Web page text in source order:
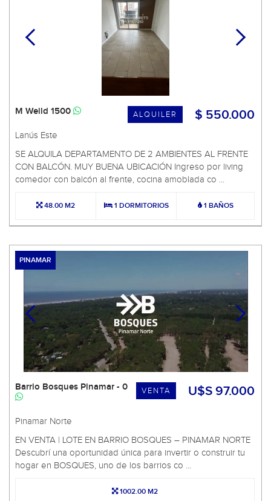
$ 550.000
ALQUILER
M Weild 1500
Lanús Este
SE ALQUILA DEPARTAMENTO DE 2 AMBIENTES AL FRENTE
CON BALCÓN. MUY BUENA UBICACIÓN Ingreso por living
comedor con balcón al frente, cocina amoblada co ...
48.00 M2 1 DORMITORIOS 1 BAÑOS
PINAMAR
U$S 97.000
VENTA
Barrio Bosques Pinamar - 0
Pinamar Norte
EN VENTA | LOTE EN BARRIO BOSQUES – PINAMAR NORTE
Descubrí una oportunidad única para invertir o construir tu
hogar en BOSQUES, uno de los barrios co ...
1002.00 M2